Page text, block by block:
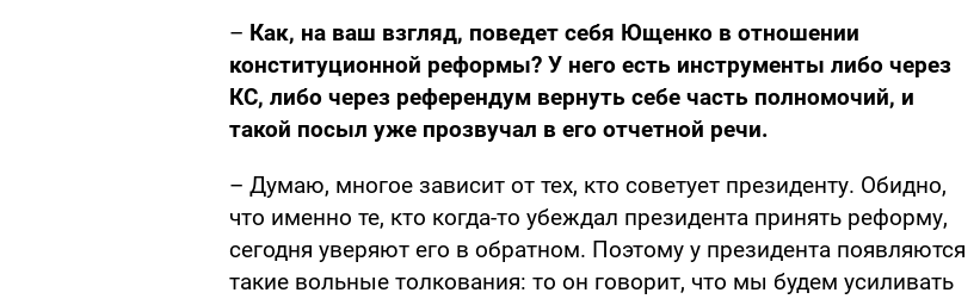
– Как, на ваш взгляд, поведет себя Ющенко в отношении
конституционной реформы? У него есть инструменты либо через
КС, либо через референдум вернуть себе часть полномочий, и
такой посыл уже прозвучал в его отчетной речи.
– Думаю, многое зависит от тех, кто советует президенту. Обидно,
что именно те, кто когда-то убеждал президента принять реформу,
сегодня уверяют его в обратном. Поэтому у президента появляются
такие вольные толкования: то он говорит, что мы будем усиливать